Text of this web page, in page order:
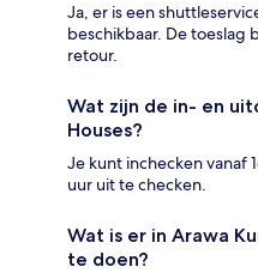
Ja, er is een
beschikbaar. De toeslag
retour.
Wat zijn de in- en
Houses?
Je kunt inchecken vanaf
uur uit te checken.
Wat is er in Arawa
te doen?